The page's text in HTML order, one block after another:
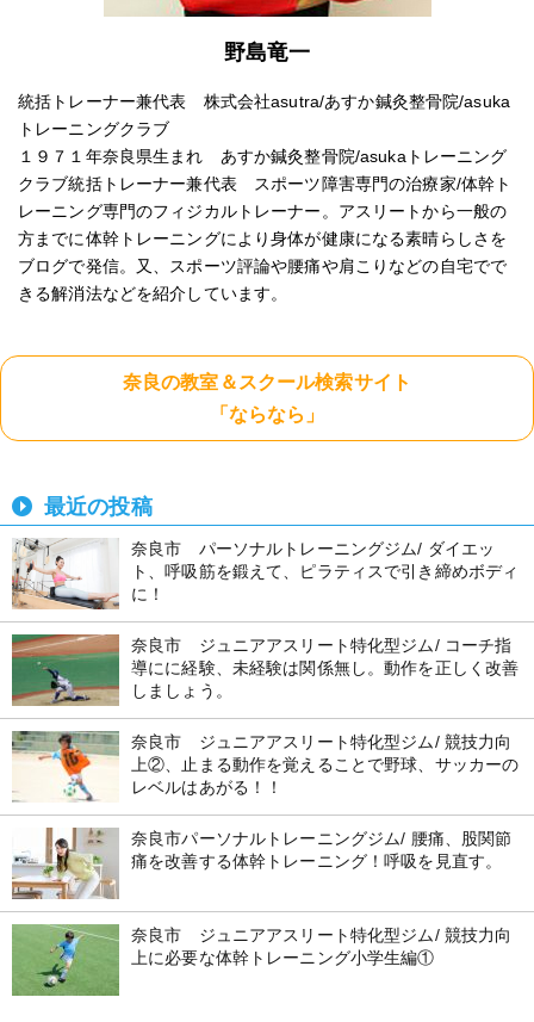
野島竜一
統括トレーナー兼代表 株式会社asutra/あすか鍼灸整骨院/asuka
トレーニングクラブ
１９７１年奈良県生まれ あすか鍼灸整骨院/asukaトレーニング
クラブ統括トレーナー兼代表 スポーツ障害専門の治療家/体幹ト
レーニング専門のフィジカルトレーナー。アスリートから一般の
方までに体幹トレーニングにより身体が健康になる素晴らしさを
ブログで発信。又、スポーツ評論や腰痛や肩こりなどの自宅でで
きる解消法などを紹介しています。
奈良の教室＆スクール検索サイト
「ならなら」
最近の投稿
奈良市 パーソナルトレーニングジム/ ダイエッ
ト、呼吸筋を鍛えて、ピラティスで引き締めボディ
に！
奈良市 ジュニアアスリート特化型ジム/ コーチ指
導にに経験、未経験は関係無し。動作を正しく改善
しましょう。
奈良市 ジュニアアスリート特化型ジム/ 競技力向
上②、止まる動作を覚えることで野球、サッカーの
レベルはあがる！！
奈良市パーソナルトレーニングジム/ 腰痛、股関節
痛を改善する体幹トレーニング！呼吸を見直す。
奈良市 ジュニアアスリート特化型ジム/ 競技力向
上に必要な体幹トレーニング小学生編①